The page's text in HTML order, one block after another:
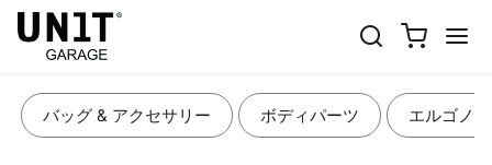
サスペンション & 冷却装置
バッグ & アクセサリー ボディパーツ エルゴノ